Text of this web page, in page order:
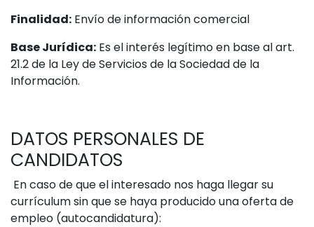
Finalidad: Envío de información comercial
Base Jurídica: Es el interés legítimo en base al art.
21.2 de la Ley de Servicios de la Sociedad de la
Información.
DATOS PERSONALES DE
CANDIDATOS
En caso de que el interesado nos haga llegar su
currículum sin que se haya producido una oferta de
empleo (autocandidatura):